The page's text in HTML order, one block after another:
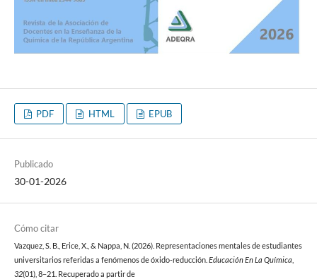
PDF HTML EPUB
Publicado
30-01-2026
Cómo citar
Vazquez, S. B., Erice, X., & Nappa, N. (2026). Representaciones mentales de estudiantes
universitarios referidas a fenómenos de óxido-reducción. Educación En La Química
32(01), 8–21. Recuperado a partir de